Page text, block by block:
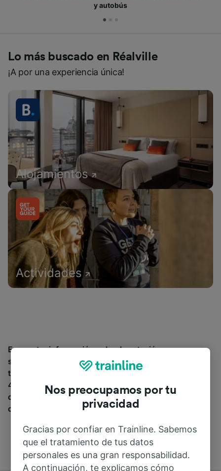
y autobús
Lo más buscado en Réalville
¡A por una experiencia única!
Alojamientos
Actividades
Encuentra información sobre la estación y sus
servicios, comprueba los horarios de tren y reserva
tus billetes desde o hacia Réalville. Trainline opera en
45 países y vende billetes de más de 270 compañías
de tren y autobús incluyendoSNCF . Descubre a
dónde puedes ir desde Réalville con Trainline.
Nos preocupamos por tu
privacidad
Gracias por confiar en Trainline. Sabemos
que el tratamiento de tus datos
personales es una gran responsabilidad.
A continuación, te explicamos cómo